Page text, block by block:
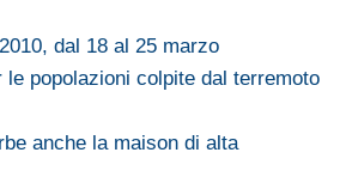
dal 18 al 25 marzo
le popolazioni colpite dal terremoto
anche la maison di alta